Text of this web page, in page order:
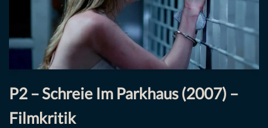
P2 – Schreie Im Parkhaus (2007) –
Filmkritik